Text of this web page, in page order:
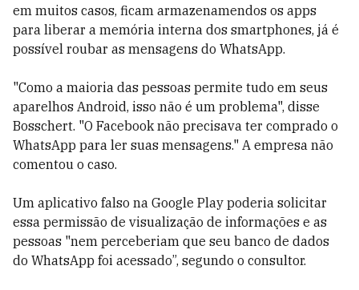
em muitos casos, ficam armazenamendos os apps
para liberar a memória interna dos smartphones, já é
possível roubar as mensagens do WhatsApp.
"Como a maioria das pessoas permite tudo em seus
aparelhos Android, isso não é um problema", disse
Bosschert. "O Facebook não precisava ter comprado o
WhatsApp para ler suas mensagens." A empresa não
comentou o caso.
Um aplicativo falso na Google Play poderia solicitar
essa permissão de visualização de informações e as
pessoas "nem perceberiam que seu banco de dados
do WhatsApp foi acessado”, segundo o consultor.